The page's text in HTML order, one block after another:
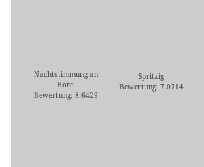
Nachtstimmung an
Bord
Bewertung: 8.6429
Spritzig
Bewertung: 7.0714